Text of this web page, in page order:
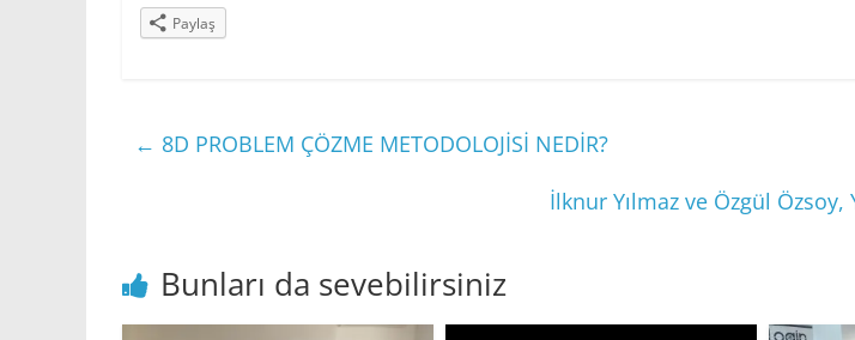
Paylaş
← 8D PROBLEM ÇÖZME METODOLOJİSİ NEDİR?
İlknur Yılmaz ve Özgül
Bunları da sevebilirsiniz